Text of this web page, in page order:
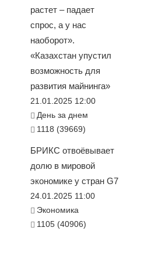
растет – падает
спрос, а у нас
наоборот».
«Казахстан упустил
возможность для
развития майнинга»
21.01.2025 12:00
День за днем
1118 (39669)
БРИКС отвоёвывает
долю в мировой
экономике у стран G7
24.01.2025 11:00
Экономика
1105 (40906)